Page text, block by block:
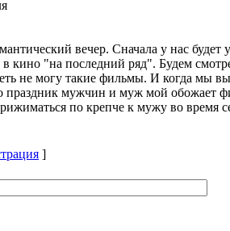
вечер. Сначала у нас
кино "на последний ряд". Будем
не могу такие фильмы. И когда мы
праздник мужчин и муж мой обожает
по крепче к мужу во время
]